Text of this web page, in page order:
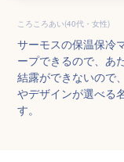
ころころあい(40代・女性)
サーモスの保温保冷
ープできるので、あ
結露ができないので
やデザインが選べる
す。